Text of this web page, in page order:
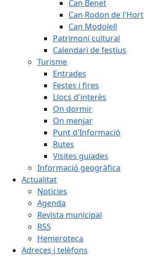
Can Benet
Can Rodon de l'Hort
Can Modolell
Patrimoni cultural
Calendari de festius
Turisme
Entrades
Festes i fires
Llocs d'interès
On dormir
On menjar
Punt d'Informació
Rutes
Visites guiades
Informació geogràfica
Actualitat
Notícies
Agenda
Revista municipal
RSS
Hemeroteca
Adreces i telèfons